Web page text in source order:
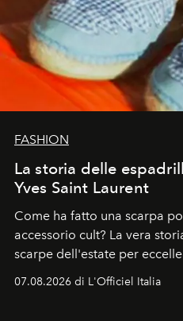
FASHION
La storia delle
Yves Saint Laurent
Come ha fatto una scarpa
accessorio cult? La vera
scarpe dell'estate per
07.08.2026 di L'Officiel Italia